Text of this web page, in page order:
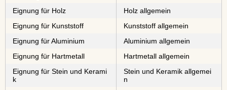
Eignung für Holz
Holz allgemein
Eignung für Kunststoff
Kunststoff allgemein
Eignung für Aluminium
Aluminium allgemein
Eignung für Hartmetall
Hartmetall allgemein
Eignung für Stein und Kerami
k
Stein und Keramik allgemei
n